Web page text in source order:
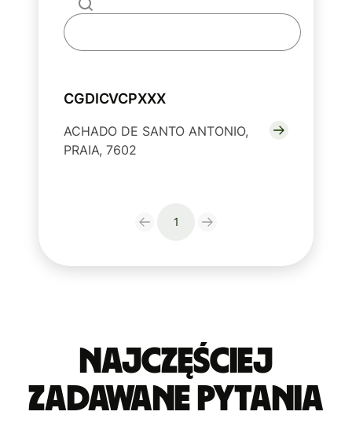
CGDICVCPXXX
ACHADO DE SANTO ANTONIO,
PRAIA, 7602
1
Najczęściej
zadawane pytania